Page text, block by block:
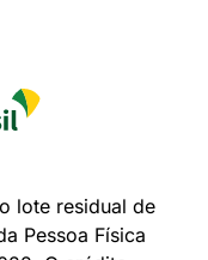
lote residual de
Pessoa Física